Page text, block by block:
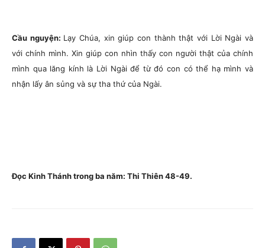
Cầu nguyện: Lạy Chúa, xin giúp con thành thật với Lời Ngài và
với chính mình. Xin giúp con nhìn thấy con người thật của chính
mình qua lăng kính là Lời Ngài để từ đó con có thể hạ mình và
nhận lấy ân sủng và sự tha thứ của Ngài.
Đọc Kinh Thánh trong ba năm: Thi Thiên 48-49.